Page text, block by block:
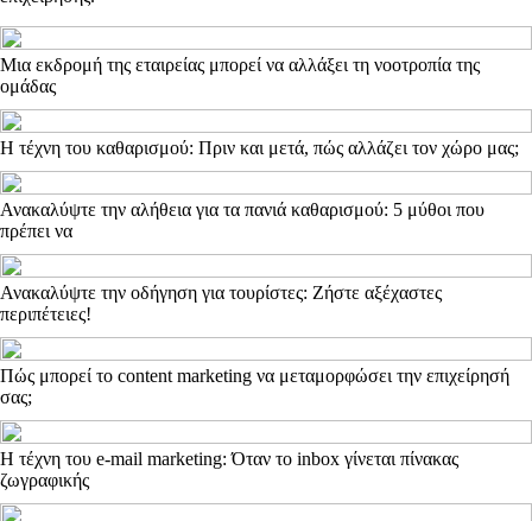
Μια εκδρομή της εταιρείας μπορεί να αλλάξει τη νοοτροπία της
ομάδας
Η τέχνη του καθαρισμού: Πριν και μετά, πώς αλλάζει τον χώρο μας;
Ανακαλύψτε την αλήθεια για τα πανιά καθαρισμού: 5 μύθοι που
πρέπει να
Ανακαλύψτε την οδήγηση για τουρίστες: Ζήστε αξέχαστες
περιπέτειες!
Πώς μπορεί το content marketing να μεταμορφώσει την επιχείρησή
σας;
Η τέχνη του e-mail marketing: Όταν το inbox γίνεται πίνακας
ζωγραφικής